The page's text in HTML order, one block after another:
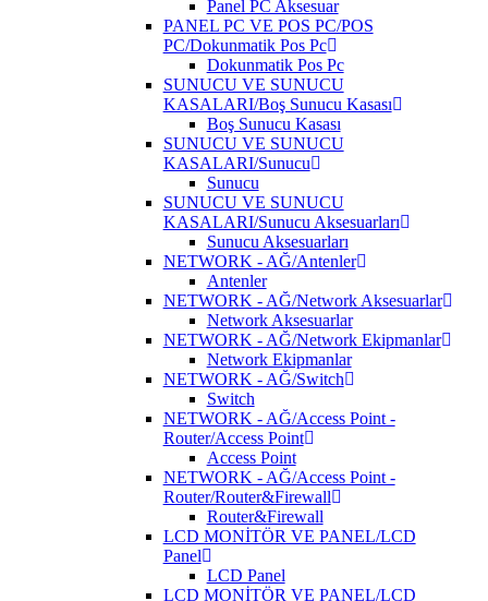
Panel PC Aksesuar
PANEL PC VE POS PC/POS
PC/Dokunmatik Pos Pc
Dokunmatik Pos Pc
SUNUCU VE SUNUCU
KASALARI/Boş Sunucu Kasası
Boş Sunucu Kasası
SUNUCU VE SUNUCU
KASALARI/Sunucu
Sunucu
SUNUCU VE SUNUCU
KASALARI/Sunucu Aksesuarları
Sunucu Aksesuarları
NETWORK - AĞ/Antenler
Antenler
NETWORK - AĞ/Network Aksesuarlar
Network Aksesuarlar
NETWORK - AĞ/Network Ekipmanlar
Network Ekipmanlar
NETWORK - AĞ/Switch
Switch
NETWORK - AĞ/Access Point -
Router/Access Point
Access Point
NETWORK - AĞ/Access Point -
Router/Router&Firewall
Router&Firewall
LCD MONİTÖR VE PANEL/LCD
Panel
LCD Panel
LCD MONİTÖR VE PANEL/LCD